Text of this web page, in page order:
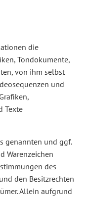
die
Tondokumente,
von ihm selbst
und
Texte
genannten und ggf.
Warenzeichen
des
den Besitzrechten
Allein aufgrund